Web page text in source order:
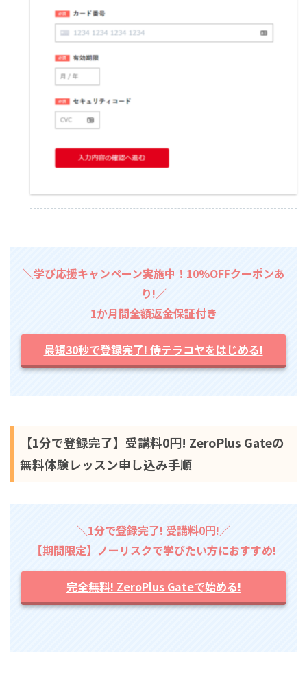
＼学び応援キャンペーン実施中！10%OFFクーポンあ
り!／
1か月間全額返金保証付き
最短30秒で登録完了! 侍テラコヤをはじめる!
【1分で登録完了】受講料0円! ZeroPlus Gateの
無料体験レッスン申し込み手順
＼1分で登録完了! 受講料0円!／
【期間限定】ノーリスクで学びたい方におすすめ!
完全無料! ZeroPlus Gateで始める!